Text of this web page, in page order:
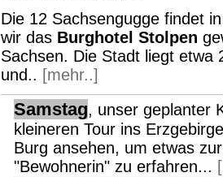
Die 12 Sachsengugge findet
wir das Burghotel Stolpen
Sachsen. Die Stadt liegt etwa
und.. [mehr..]
Samstag, unser geplanter
kleineren Tour ins
Burg ansehen, um etwas
"Bewohnerin" zu erfahren...